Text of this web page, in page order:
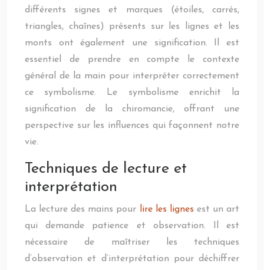
différents signes et marques (étoiles, carrés,
triangles, chaînes) présents sur les lignes et les
monts ont également une signification. Il est
essentiel de prendre en compte le contexte
général de la main pour interpréter correctement
ce symbolisme. Le symbolisme enrichit la
signification de la chiromancie, offrant une
perspective sur les influences qui façonnent notre
vie.
Techniques de lecture et
interprétation
La lecture des mains pour lire les lignes est un art
qui demande patience et observation. Il est
nécessaire de maîtriser les techniques
d’observation et d’interprétation pour déchiffrer